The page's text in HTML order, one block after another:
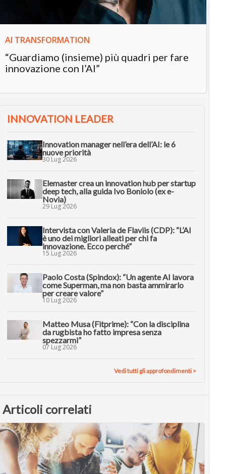
AI TRANSFORMATION
“Guardiamo (insieme) più quadri per fare
innovazione con l’AI”
INNOVATION LEADER
Innovation manager nell’era dell’AI: le 6
nuove priorità
30 Lug 2026
Elemaster crea un innovation hub per startup
deep tech, alla guida Ivo Boniolo (ex e-
Novia)
29 Lug 2026
Intervista con Valeria de Flaviis (CDP): “L’AI
è uno dei migliori alleati per chi fa
innovazione. Ecco perché”
15 Lug 2026
Paolo Costa (Spindox): “Un agente AI lavora
come Superman, ma non basta ammirarlo
per creare valore”
10 Lug 2026
Matteo Musa (Fitprime): “Con la disciplina
da rugbista ho fatto impresa senza
spezzarmi”
07 Lug 2026
Vedi tutti gli approfondimenti >
Articoli correlati